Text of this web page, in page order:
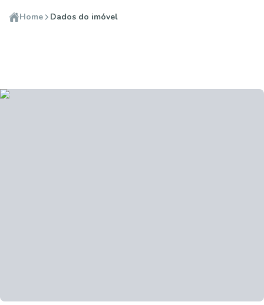
Home Dados do imóvel